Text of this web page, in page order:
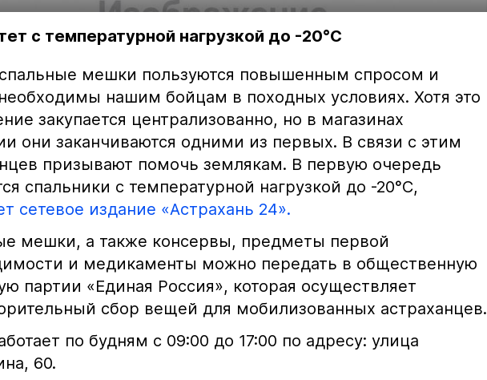
с температурной нагрузкой до -20°С
мешки пользуются повышенным спросом и
нашим бойцам в походных условиях. Хотя это
закупается централизованно, но в магазинах
они заканчиваются одними из первых. В связи с этим
призывают помочь землякам. В первую очередь
спальники с температурной нагрузкой до -20°С,
сетевое издание «Астрахань 24».
мешки, а также консервы, предметы первой
и медикаменты можно передать в общественную
партии «Единая Россия», которая осуществляет
сбор вещей для мобилизованных астраханцев.
по будням с 09:00 до 17:00 по адресу: улица
60.